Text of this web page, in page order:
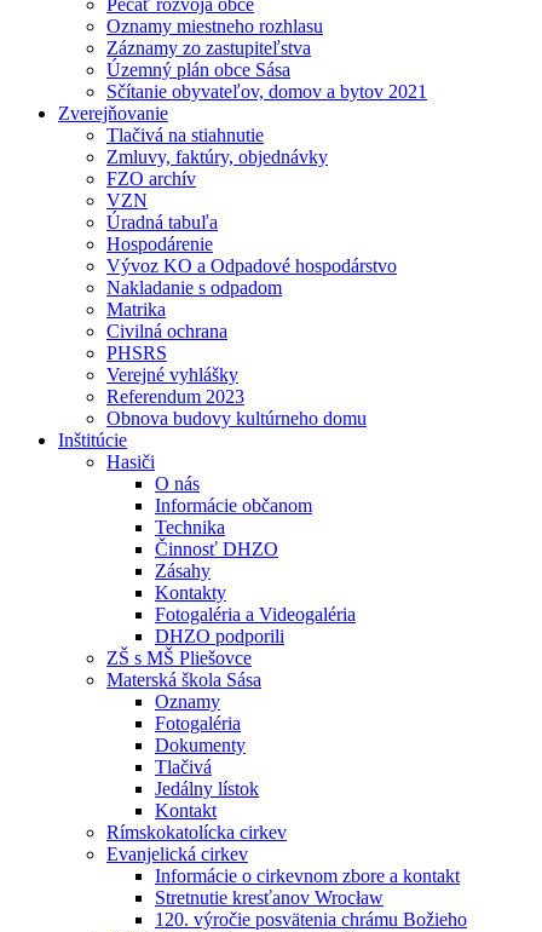
Pečať rozvoja obce
Oznamy miestneho rozhlasu
Záznamy zo zastupiteľstva
Územný plán obce Sása
Sčítanie obyvateľov, domov a bytov 2021
Zverejňovanie
Tlačivá na stiahnutie
Zmluvy, faktúry, objednávky
FZO archív
VZN
Úradná tabuľa
Hospodárenie
Vývoz KO a Odpadové hospodárstvo
Nakladanie s odpadom
Matrika
Civilná ochrana
PHSRS
Verejné vyhlášky
Referendum 2023
Obnova budovy kultúrneho domu
Inštitúcie
Hasiči
O nás
Informácie občanom
Technika
Činnosť DHZO
Zásahy
Kontakty
Fotogaléria a Videogaléria
DHZO podporili
ZŠ s MŠ Pliešovce
Materská škola Sása
Oznamy
Fotogaléria
Dokumenty
Tlačivá
Jedálny lístok
Kontakt
Rímskokatolícka cirkev
Evanjelická cirkev
Informácie o cirkevnom zbore a kontakt
Stretnutie kresťanov Wrocław
120. výročie posvätenia chrámu Božieho